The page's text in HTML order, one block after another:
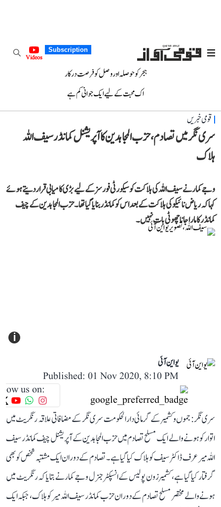
Subscription
Videos
ہجر کو حوصلہ اور وصل کو فرصت درکار
اک محبت کے لیے ایک جوانی کم ہے
قومی خبریں
سری نگر میں تصادم، حزب المجاہدین کا آپریشنل کمانڈر سیف اللہ
ہلاک
وجے کمار نے سیف اللہ کی ہلاکت کو سیکورٹی فورسز کے لیے بڑی کامیابی قرار دیتے ہوئے
کہا کہ ریاض نائیکو کی ہلاکت کے بعد اس کو کمانڈر بنایا گیا تھا۔ حزب المجاہدین کے چیف
کمانڈر کا مارا جانا چھوٹی بات نہیں۔
i
یو این آئی
Published: 01 Nov 2020, 8:10 PM
us on:
سری نگر: جموں و کشمیر کے گرمائی دارالحکومت سری نگر کے مضافاتی علاقہ رنگریٹ میں
اتوار کو ہونے والے ایک مسلح تصادم میں حزب المجاہدین کے آپریشنل چیف کمانڈر سیف
اللہ میر عرف ڈاکٹر سیف کو ہلاک کیا گیا ہے۔ تصادم کے دوران ایک مشتبہ شخص کو بھی
گرفتار کیا گیا ہے، کشمیر زون پولیس کے انسپکٹر جنرل وجے کمار نے بتایا کہ رنگریٹ میں
ہونے والے مختصر مسلح تصادم کے دوران حزب کمانڈر سیف اللہ میر کو ہلاک، جبکہ ایک